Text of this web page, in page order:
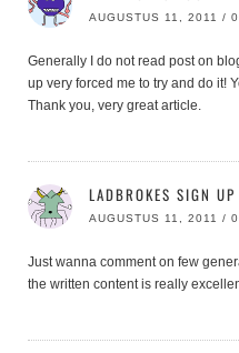
AUGUSTUS 11, 2011 /
Generally I do not read post on
up very forced me to try and do it!
Thank you, very great article.
LADBROKES SIGN
AUGUSTUS 11, 2011 /
Just wanna comment on few
the written content is really